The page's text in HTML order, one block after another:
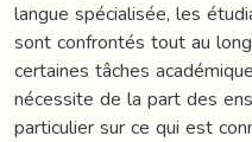
langue spécialisée, les
sont confrontés tout au
certaines tâches
nécessite de la part des
particulier sur ce qui est